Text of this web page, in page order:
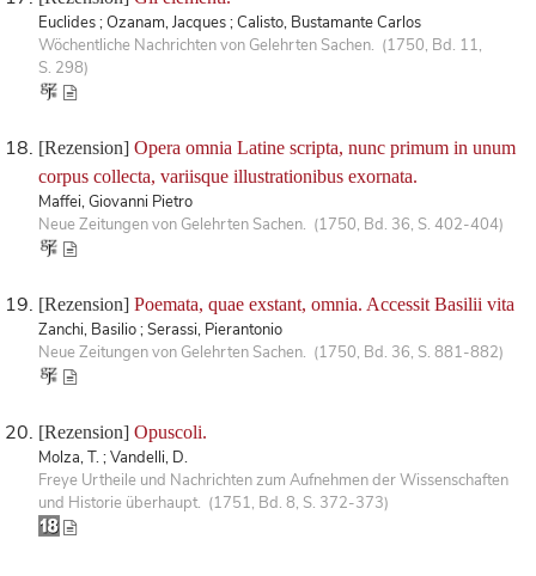
Euclides ; Ozanam, Jacques ; Calisto, Bustamante Carlos
Wöchentliche Nachrichten von Gelehrten Sachen. (1750, Bd. 11,
S. 298)
[Rezension] Opera omnia Latine scripta, nunc primum in unum
corpus collecta, variisque illustrationibus exornata.
Maffei, Giovanni Pietro
Neue Zeitungen von Gelehrten Sachen. (1750, Bd. 36, S. 402-404)
[Rezension] Poemata, quae exstant, omnia. Accessit Basilii vita
Zanchi, Basilio ; Serassi, Pierantonio
Neue Zeitungen von Gelehrten Sachen. (1750, Bd. 36, S. 881-882)
[Rezension] Opuscoli.
Molza, T. ; Vandelli, D.
Freye Urtheile und Nachrichten zum Aufnehmen der Wissenschaften
und Historie überhaupt. (1751, Bd. 8, S. 372-373)